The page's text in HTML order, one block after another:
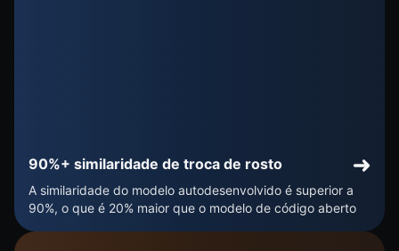
90%+ similaridade de troca de rosto
A similaridade do modelo autodesenvolvido é superior a
90%, o que é 20% maior que o modelo de código aberto